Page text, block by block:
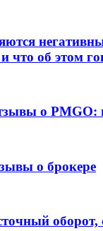
что об этом
о PMGO:
о брокере
оборот,